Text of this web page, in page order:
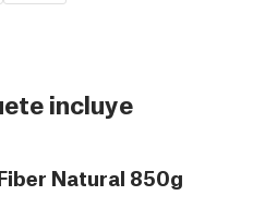
incluye
Natural 850g